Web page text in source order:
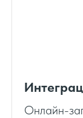
Онлайн-